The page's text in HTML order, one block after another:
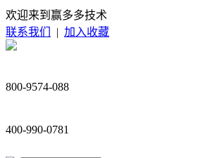
欢迎来到赢多多技术
联系我们
| 加入收藏
800-9574-088
400-990-0781